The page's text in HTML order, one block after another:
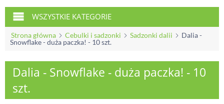
WSZYSTKIE KATEGORIE
Strona główna Cebulki i sadzonki Sadzonki dalii
Dalia -
Snowflake - duża paczka! - 10 szt.
Dalia - Snowflake - duża paczka! - 10
szt.